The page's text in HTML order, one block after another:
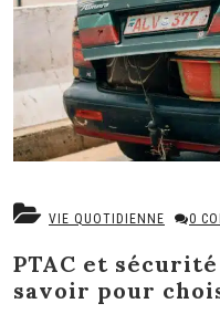
VIE QUOTIDIENNE 0
PTAC et
savoir pour